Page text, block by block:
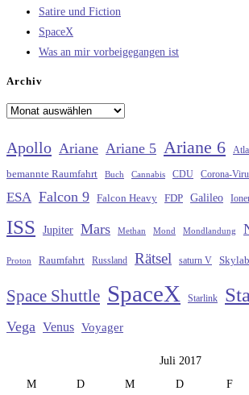
Satire und Fiction
SpaceX
Was an mir vorbeigegangen ist
Archiv
Archiv
Apollo Ariane Ariane 5 Ariane 6
bemannte Raumfahrt Buch Cannabis CDU Corona-
ESA Falcon 9 Falcon Heavy FDP Galileo
ISS Jupiter Mars Methan Mond Mondlandung
Proton Raumfahrt Russland Rätsel saturn V Skylab
Space Shuttle SpaceX Starlink
Vega Venus Voyager
Juli 2017
M
D M D F